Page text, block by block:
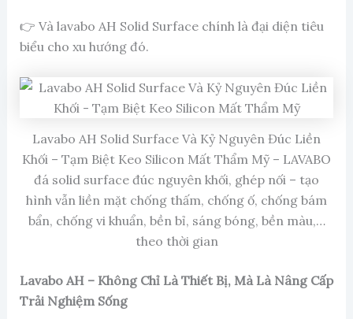
👉 Và lavabo AH Solid Surface chính là đại diện tiêu
biểu cho xu hướng đó.
Lavabo AH Solid Surface Và Kỷ Nguyên Đúc Liền
Khối – Tạm Biệt Keo Silicon Mất Thẩm Mỹ – LAVABO
đá solid surface đúc nguyên khối, ghép nối – tạo
hình vẫn liền mặt chống thấm, chống ố, chống bám
bẩn, chống vi khuẩn, bền bỉ, sáng bóng, bền màu,…
theo thời gian
Lavabo AH – Không Chỉ Là Thiết Bị, Mà Là Nâng Cấp
Trải Nghiệm Sống